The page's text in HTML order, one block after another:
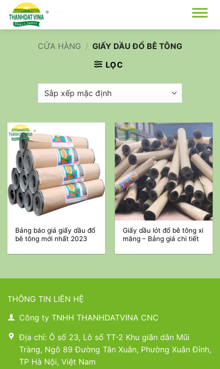
qua
nội
CỬA HÀNG / GIẤY DẦU ĐỔ BÊ TÔNG
LỌC
Bảng báo giá giấy dầu đổ
bê tông mới nhất 2023
Giấy dầu lót đổ bê tông xi
măng – Bảng giá chi tiết
THÔNG TIN LIÊN HỆ
Công ty TNHH THANHDATVINA CNC
Địa chỉ: Ô số 23, Lô số TT-2 Khu giãn dân Mũi
Tràng, Ngõ 89 Đường Tân Xuân, Phường Xuân Đỉnh,
TP Hà Nội, Việt Nam